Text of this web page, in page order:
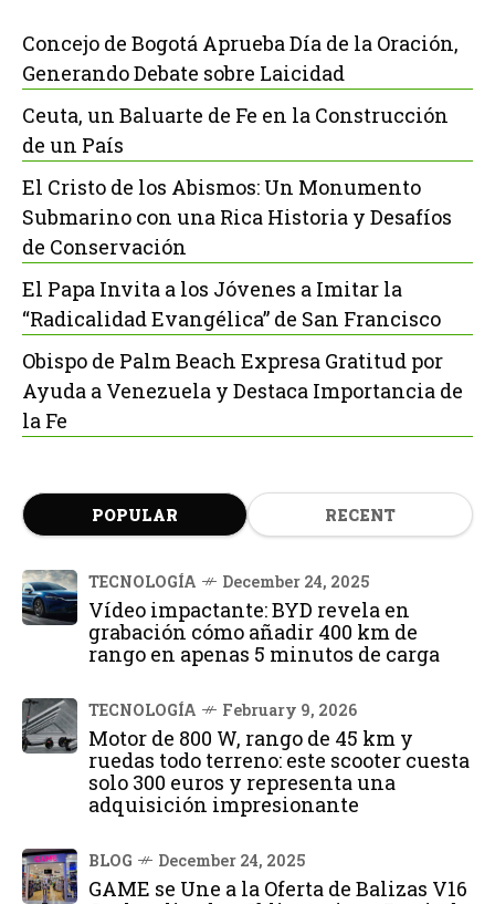
Concejo de Bogotá Aprueba Día de la Oración,
Generando Debate sobre Laicidad
Ceuta, un Baluarte de Fe en la Construcción
de un País
El Cristo de los Abismos: Un Monumento
Submarino con una Rica Historia y Desafíos
de Conservación
El Papa Invita a los Jóvenes a Imitar la
“Radicalidad Evangélica” de San Francisco
Obispo de Palm Beach Expresa Gratitud por
Ayuda a Venezuela y Destaca Importancia de
la Fe
POPULAR RECENT
TECNOLOGÍA December 24, 2025
Vídeo impactante: BYD revela en
grabación cómo añadir 400 km de
rango en apenas 5 minutos de carga
TECNOLOGÍA February 9, 2026
Motor de 800 W, rango de 45 km y
ruedas todo terreno: este scooter cuesta
solo 300 euros y representa una
adquisición impresionante
BLOG December 24, 2025
GAME se Une a la Oferta de Balizas V16